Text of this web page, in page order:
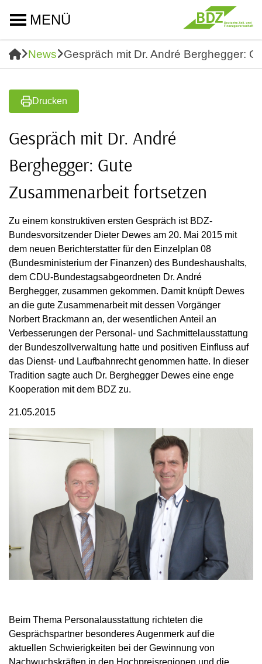
MENÜ
News Gespräch mit Dr. André Berghegger:
Drucken
Gespräch mit Dr. André
Berghegger: Gute
Zusammenarbeit fortsetzen
Zu einem konstruktiven ersten Gespräch ist BDZ-
Bundesvorsitzender Dieter Dewes am 20. Mai 2015 mit
dem neuen Berichterstatter für den Einzelplan 08
(Bundesministerium der Finanzen) des Bundeshaushalts,
dem CDU-Bundestagsabgeordneten Dr. André
Berghegger, zusammen gekommen. Damit knüpft Dewes
an die gute Zusammenarbeit mit dessen Vorgänger
Norbert Brackmann an, der wesentlichen Anteil an
Verbesserungen der Personal- und Sachmittelausstattung
der Bundeszollverwaltung hatte und positiven Einfluss auf
das Dienst- und Laufbahnrecht genommen hatte. In dieser
Tradition sagte auch Dr. Berghegger Dewes eine enge
Kooperation mit dem BDZ zu.
21.05.2015
Beim Thema Personalausstattung richteten die
Gesprächspartner besonderes Augenmerk auf die
aktuellen Schwierigkeiten bei der Gewinnung von
Nachwuchskräften in den Hochpreisregionen und die